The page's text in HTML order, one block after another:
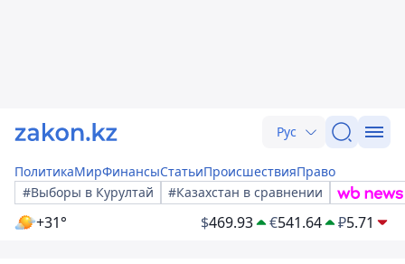
Рус
ПолитикаМирФинансыСтатьиПроисшествияПраво
#Выборы в Курултай
#Казахстан в сравнении
+31° $469.93 €541.64 ₽5.71